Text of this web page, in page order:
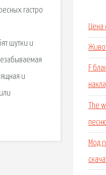
гастро
шутки и
и
Цена
F
The
Мод